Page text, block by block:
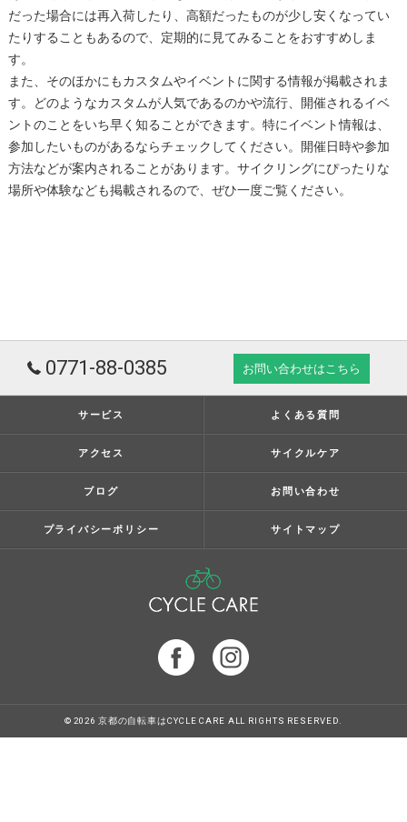
だった場合には再入荷したり、高額だったものが少し安くなってい
たりすることもあるので、定期的に見てみることをおすすめしま
す。
また、そのほかにもカスタムやイベントに関する情報が掲載されま
す。どのようなカスタムが人気であるのかや流行、開催されるイベ
ントのことをいち早く知ることができます。特にイベント情報は、
参加したいものがあるならチェックしてください。開催日時や参加
方法などが案内されることがあります。サイクリングにぴったりな
場所や体験なども掲載されるので、ぜひ一度ご覧ください。
0771-88-0385 お問い合わせはこちら
サービス よくある質問
アクセス サイクルケア
ブログ お問い合わせ
プライバシーポリシー サイトマップ
© 2026 京都の自転車はCYCLE CARE ALL RIGHTS RESERVED.